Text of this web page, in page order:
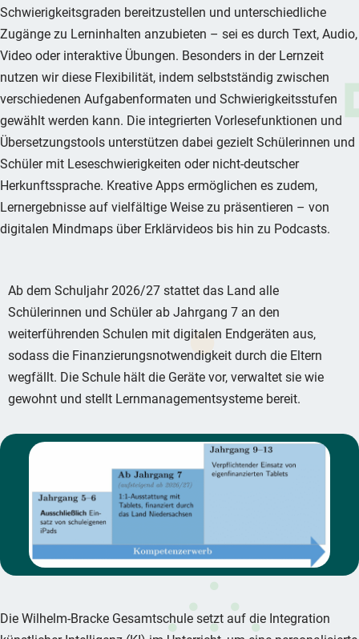
Schwierigkeitsgraden bereitzustellen und unterschiedliche
Zugänge zu Lerninhalten anzubieten – sei es durch Text, Audio,
Video oder interaktive Übungen. Besonders in der Lernzeit
nutzen wir diese Flexibilität, indem selbstständig zwischen
verschiedenen Aufgabenformaten und Schwierigkeitsstufen
gewählt werden kann. Die integrierten Vorlesefunktionen und
Übersetzungstools unterstützen dabei gezielt Schülerinnen und
Schüler mit Leseschwierigkeiten oder nicht-deutscher
Herkunftssprache. Kreative Apps ermöglichen es zudem,
Lernergebnisse auf vielfältige Weise zu präsentieren – von
digitalen Mindmaps über Erklärvideos bis hin zu Podcasts.
Ab dem Schuljahr 2026/27 stattet das Land alle
Schülerinnen und Schüler ab Jahrgang 7 an den
weiterführenden Schulen mit digitalen Endgeräten aus,
sodass die Finanzierungsnotwendigkeit durch die Eltern
wegfällt. Die Schule hält die Geräte vor, verwaltet sie wie
gewohnt und stellt Lernmanagementsysteme bereit.
Die Wilhelm-Bracke Gesamtschule setzt auf die Integration